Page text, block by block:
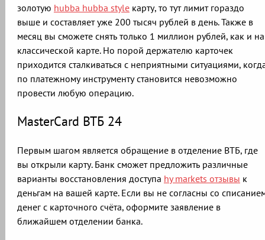
золотую hubba hubba styleкарту, то тут лимит гораздо
выше и составляет уже 200 тысяч рублей в день. Также в
месяц вы сможете снять только 1 миллион рублей, как и на
классической карте. Но порой держателю карточек
приходится сталкиваться с неприятными ситуациями,
по платежному инструменту становится невозможно
провести любую операцию.
MasterCard ВТБ 24
Первым шагом является обращение в отделение ВТБ, где
вы открыли карту. Банк сможет предложить различные
варианты восстановления доступа hy markets отзывы к
деньгам на вашей карте. Если вы не согласны со
денег с карточного счёта, оформите заявление в
ближайшем отделении банка.